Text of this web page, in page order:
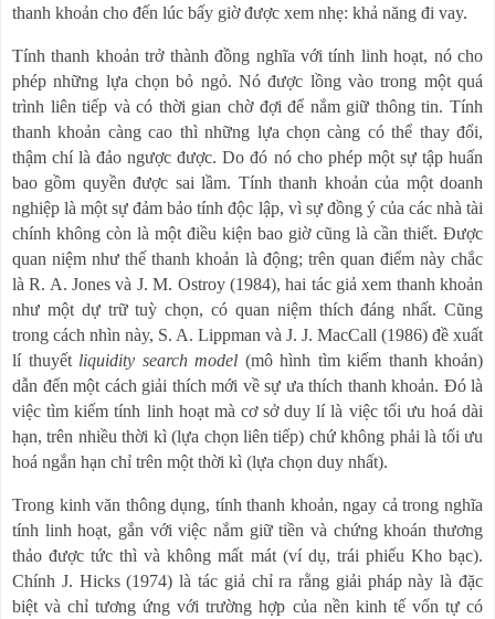
thanh khoản cho đến lúc bấy giờ được xem nhẹ: khả năng đi vay.
Tính thanh khoản trở thành đồng nghĩa với tính linh hoạt, nó cho
phép những lựa chọn bỏ ngỏ. Nó được lồng vào trong một quá
trình liên tiếp và có thời gian chờ đợi để nắm giữ thông tin. Tính
thanh khoản càng cao thì những lựa chọn càng có thể thay đổi,
thậm chí là đảo ngược được. Do đó nó cho phép một sự tập huấn
bao gồm quyền được sai lầm. Tính thanh khoản của một doanh
nghiệp là một sự đảm bảo tính độc lập, vì sự đồng ý của các nhà tài
chính không còn là một điều kiện bao giờ cũng là cần thiết. Được
quan niệm như thế thanh khoản là động; trên quan điểm này chắc
là R. A. Jones và J. M. Ostroy (1984), hai tác giả xem thanh khoản
như một dự trữ tuỳ chọn, có quan niệm thích đáng nhất. Cũng
trong cách nhìn này, S. A. Lippman và J. J. MacCall (1986) đề xuất
lí thuyết liquidity search model (mô hình tìm kiếm thanh khoản)
dẫn đến một cách giải thích mới về sự ưa thích thanh khoản. Đó là
việc tìm kiếm tính linh hoạt mà cơ sở duy lí là việc tối ưu hoá dài
hạn, trên nhiều thời kì (lựa chọn liên tiếp) chứ không phải là tối ưu
hoá ngắn hạn chỉ trên một thời kì (lựa chọn duy nhất).
Trong kinh văn thông dụng, tính thanh khoản, ngay cả trong nghĩa
tính linh hoạt, gắn với việc nắm giữ tiền và chứng khoán thương
thảo được tức thì và không mất mát (ví dụ, trái phiếu Kho bạc).
Chính J. Hicks (1974) là tác giả chỉ ra rằng giải pháp này là đặc
biệt và chỉ tương ứng với trường hợp của nền kinh tế vốn tự có